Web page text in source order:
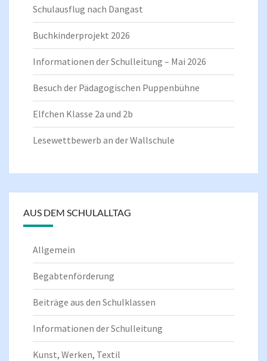
Schulausflug nach Dangast
Buchkinderprojekt 2026
Informationen der Schulleitung – Mai 2026
Besuch der Pädagogischen Puppenbühne
Elfchen Klasse 2a und 2b
Lesewettbewerb an der Wallschule
AUS DEM SCHULALLTAG
Allgemein
Begabtenförderung
Beiträge aus den Schulklassen
Informationen der Schulleitung
Kunst, Werken, Textil